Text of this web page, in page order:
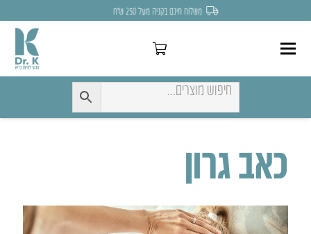
לחצו כאן להנחה של 7% לקניה הראשונה
כאב גרון